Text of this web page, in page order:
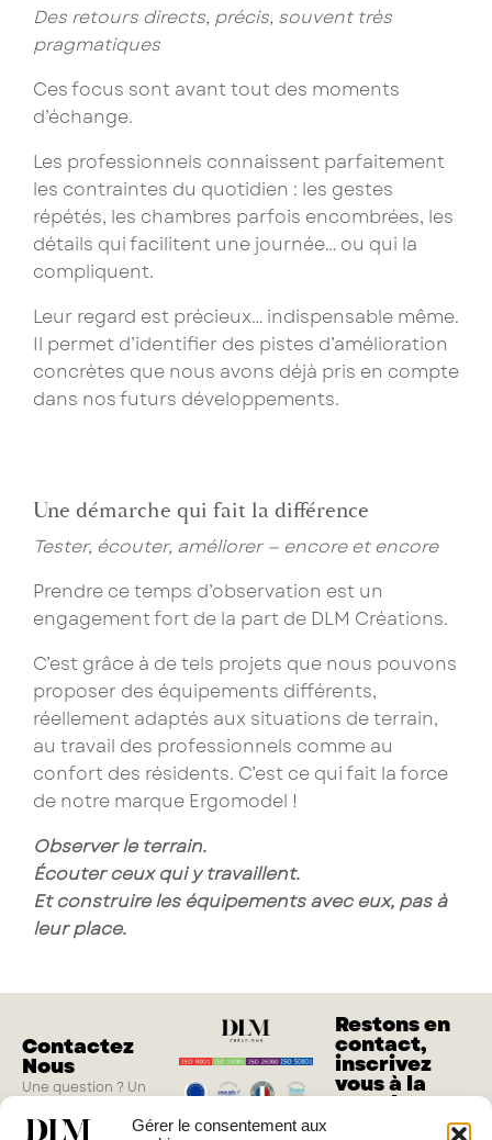
Gérer le consentement aux
Des retours directs, précis, souvent très
pragmatiques
Ces focus sont avant tout des moments
d’échange.
Les professionnels connaissent parfaitement
les contraintes du quotidien : les gestes
répétés, les chambres parfois encombrées, les
détails qui facilitent une journée… ou qui la
compliquent.
Leur regard est précieux… indispensable même.
Il permet d’identifier des pistes d’amélioration
concrètes que nous avons déjà pris en compte
dans nos futurs développements.
Une démarche qui fait la différence
Tester, écouter, améliorer — encore et encore
Prendre ce temps d’observation est un
engagement fort de la part de DLM Créations.
C’est grâce à de tels projets que nous pouvons
proposer des équipements différents,
réellement adaptés aux situations de terrain,
au travail des professionnels comme au
confort des résidents. C’est ce qui fait la force
de notre marque Ergomodel !
Observer le terrain.
Écouter ceux qui y travaillent.
Et construire les équipements avec eux, pas à
leur place.
Contactez
Nous
Une question ? Un
Restons en
contact,
inscrivez
vous à la
newsletter